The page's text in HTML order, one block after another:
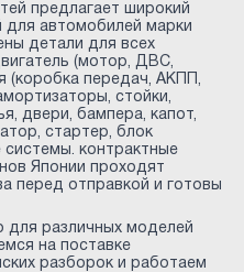
Открыть меню
предлагает широкий
для автомобилей марки
детали для всех
(мотор, ДВС,
(коробка передач, АКПП,
стойки,
двери, бампера, капот,
стартер, блок
системы. контрактные
Японии проходят
перед отправкой и готовы
различных моделей
на поставке
разборок и работаем